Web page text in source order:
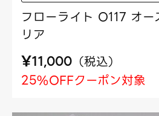
フローライト O117 オー
リア
¥11,000 （税込）
25%OFFクーポン対象